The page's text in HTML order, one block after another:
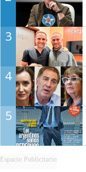
3
4
5
Espacio Publicitario